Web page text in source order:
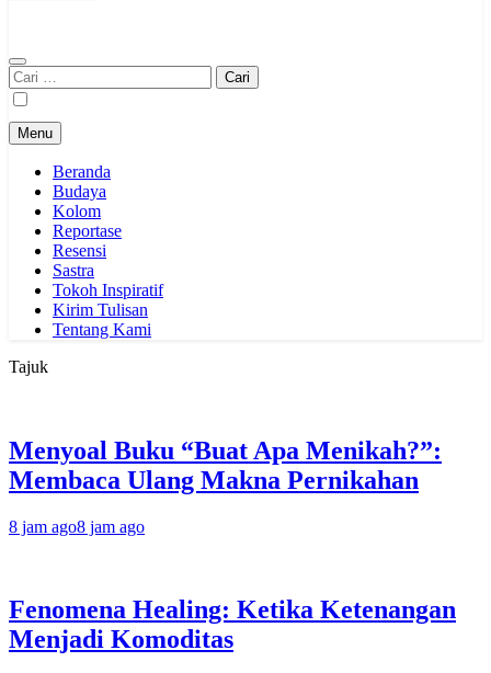
Cari
untuk:
Menu
Beranda
Budaya
Kolom
Reportase
Resensi
Sastra
Tokoh Inspiratif
Kirim Tulisan
Tentang Kami
Tajuk
Menyoal Buku “Buat Apa Menikah?”:
Membaca Ulang Makna Pernikahan
8 jam ago8 jam ago
Fenomena Healing: Ketika Ketenangan
Menjadi Komoditas